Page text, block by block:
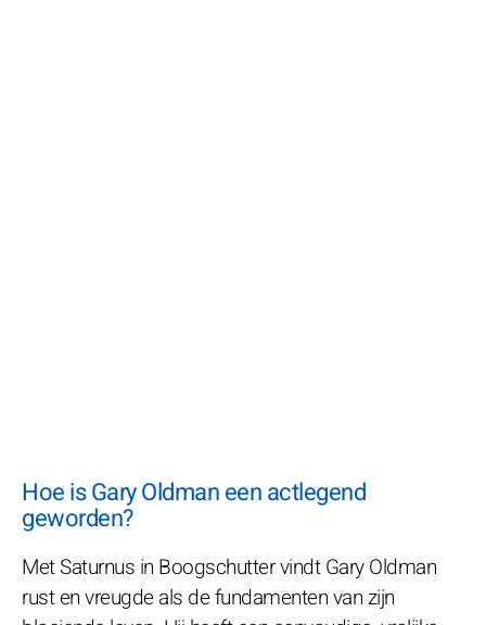
Hoe is Gary Oldman een actlegend
geworden?
Met Saturnus in Boogschutter vindt Gary Oldman
rust en vreugde als de fundamenten van zijn